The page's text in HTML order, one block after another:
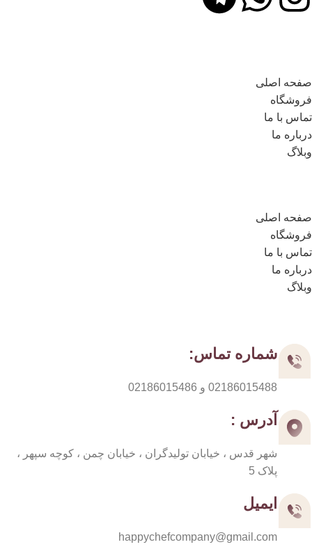
صفحه اصلی
فروشگاه
تماس با ما
درباره ما
وبلاگ
صفحه اصلی
فروشگاه
تماس با ما
درباره ما
وبلاگ
شماره تماس:
02186015488 و 02186015486
آدرس :
شهر قدس ، خیابان تولیدگران ، خیابان چمن ، کوچه سپهر ،
پلاک 5
ایمیل
happychefcompany@gmail.com